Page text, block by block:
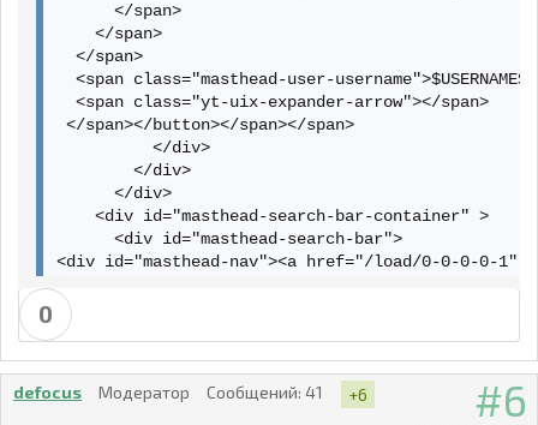
        <div id="masthead-expanded" class="hid">
    <div id="masthead-expanded-container">
<span id="masthead-expanded-menu-shade"></
      <div id="masthead-expanded-menu">
        <ul id="masthead-expanded-menu-list">
<li class="masthead-expanded-menu-item
            <a href="/user/Serrjjiikk?feature=mhee">
Мой канал
            </a>
          </li>
          <li class="masthead-expanded-menu-item">
            <a href="/my_videos?feature=mhee">
Менеджер видео
            </a>
          </li>
          <li class="masthead-expanded-menu-item">
<a href="/
      </span>
    </span>
  </span>
<span class="masthead-user-
  <span class="yt-uix-expander-arrow"></span>
</span></button></span></span>
          </div>
        </div>
      </div>
    <div id="masthead-search-bar-container" >
      <div id="masthead-search-bar">
<div id="masthead-nav"><a href="/load/0-0-0-0-
<button class="search-btn-compontent search-
0
6
defocus Модератор Сообщений: 41 +6